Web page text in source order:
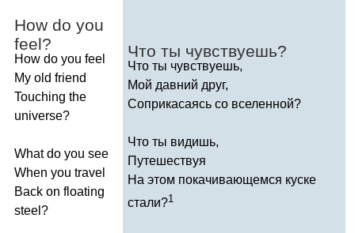
How do you
feel?
How do you feel
My old friend
Touching the
universe?
What do you see
When you travel
Back on floating
steel ?
Что ты чувствуешь?
Что ты чувствуешь,
Мой давний друг,
Соприкасаясь со вселенной?
Что ты видишь,
Путешествуя
На этом покачивающемся куске
стали?1